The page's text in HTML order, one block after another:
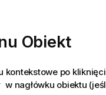
Obiekt
po
w nagłówku obiektu